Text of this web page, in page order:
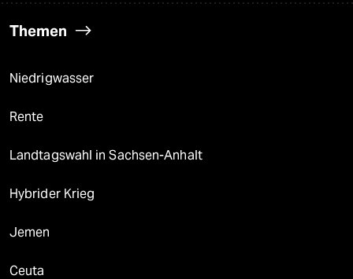
Themen
Niedrigwasser
Rente
Landtagswahl in Sachsen-Anhalt
Hybrider Krieg
Jemen
Ceuta